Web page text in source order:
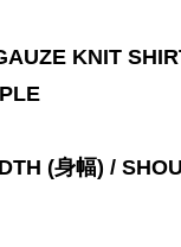
KNIT
(身幅) /